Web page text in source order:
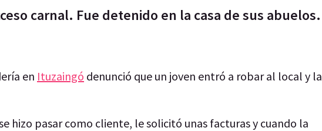
carnal. Fue detenido en la casa de sus abuelos.
en Ituzaingó denunció que un joven entró a robar al local y la
hizo pasar como cliente, le solicitó unas facturas y cuando la